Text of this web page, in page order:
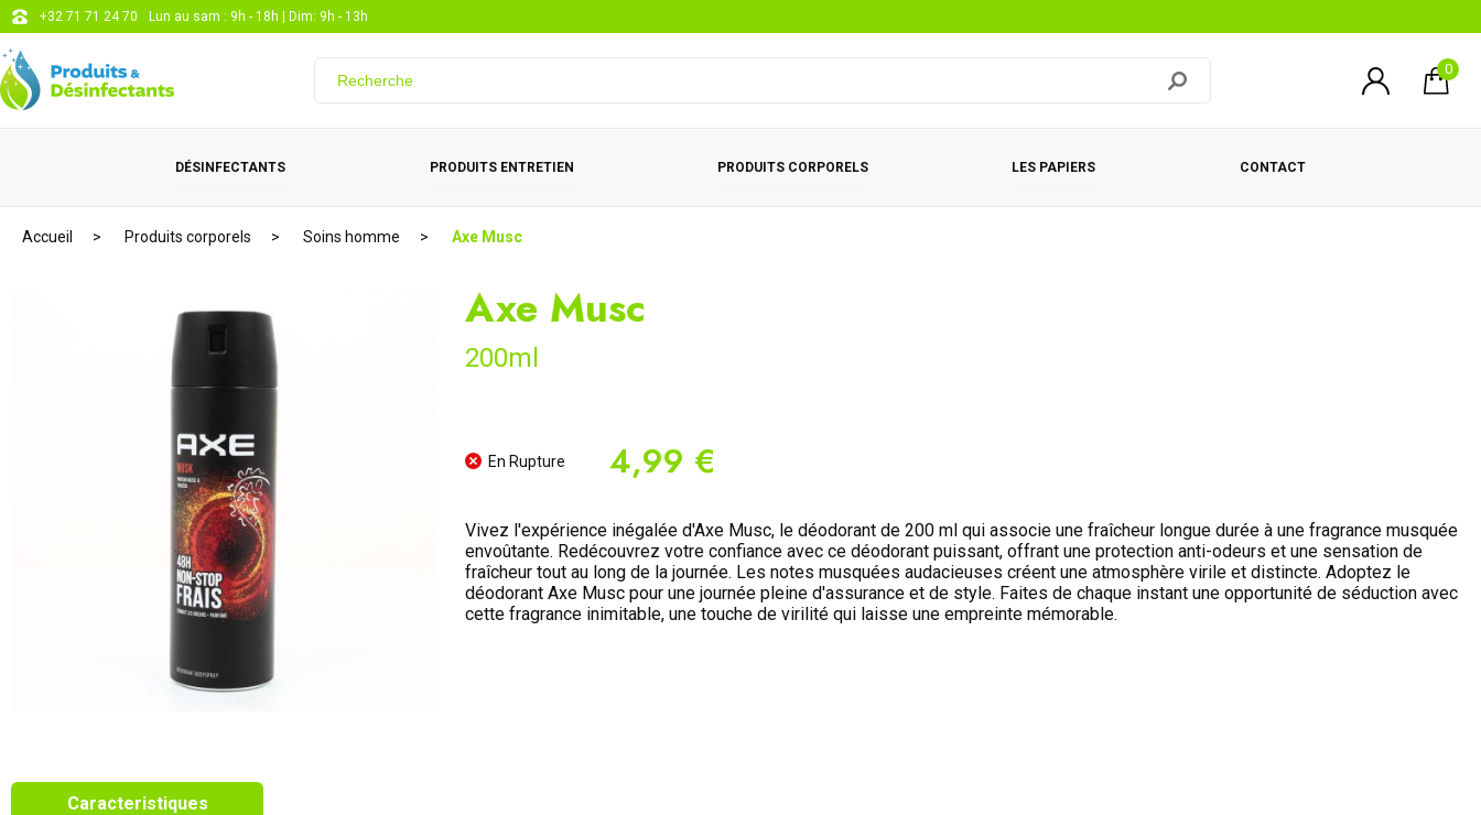
+32 71 71 24 70 Lun au sam : 9h - 18h | Dim: 9h - 13h
0
DÉSINFECTANTS PRODUITS ENTRETIEN PRODUITS CORPORELS LES PAPIERS CONTACT
Accueil Produits corporels Soins homme Axe Musc
Axe Musc
200ml
En Rupture 4,99 €
Vivez l'expérience inégalée d'Axe Musc, le déodorant de 200 ml qui associe une fraîcheur longue durée à une fragrance musquée
envoûtante. Redécouvrez votre confiance avec ce déodorant puissant, offrant une protection anti-odeurs et une sensation de
fraîcheur tout au long de la journée. Les notes musquées audacieuses créent une atmosphère virile et distincte. Adoptez le
déodorant Axe Musc pour une journée pleine d'assurance et de style. Faites de chaque instant une opportunité de séduction avec
cette fragrance inimitable, une touche de virilité qui laisse une empreinte mémorable.
Caracteristiques